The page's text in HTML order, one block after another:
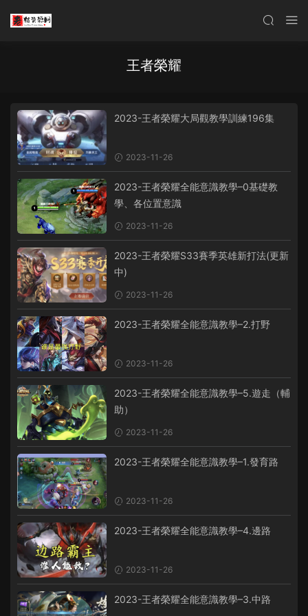
王者榮耀
2023-王者榮耀大局觀教學訓練196集
2023-11-26
2023-王者榮耀全能意識教學–0基礎教
學、各位置意識
2023-11-26
2023-王者榮耀S33賽季英雄新打法(更新
中)
2023-11-26
2023-王者榮耀全能意識教學–2.打野
2023-11-26
2023-王者榮耀全能意識教學–5.遊走（輔
助）
2023-11-26
2023-王者榮耀全能意識教學–1.發育路
2023-11-26
2023-王者榮耀全能意識教學–4.邊路
2023-11-26
2023-王者榮耀全能意識教學–3.中路